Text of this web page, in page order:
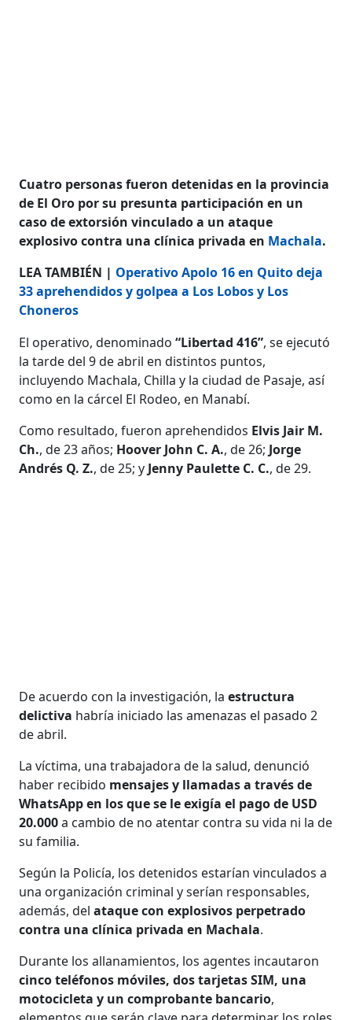
Cuatro personas fueron detenidas en la provincia
de El Oro por su presunta participación en un
caso de extorsión vinculado a un ataque
explosivo contra una clínica privada en Machala.
LEA TAMBIÉN | Operativo Apolo 16 en Quito deja
33 aprehendidos y golpea a Los Lobos y Los
Choneros
El operativo, denominado “Libertad 416”, se ejecutó
la tarde del 9 de abril en distintos puntos,
incluyendo Machala, Chilla y la ciudad de Pasaje, así
como en la cárcel El Rodeo, en Manabí.
Como resultado, fueron aprehendidos Elvis Jair M.
Ch., de 23 años; Hoover John C. A., de 26; Jorge
Andrés Q. Z., de 25; y Jenny Paulette C. C., de 29.
De acuerdo con la investigación, laestructura
delictiva habría iniciado las amenazas el pasado 2
de abril.
La víctima, una trabajadora de la salud, denunció
haber recibido mensajes y llamadas a través de
WhatsApp en los que se le exigía el pago de USD
20.000a cambio de no atentar contra su vida ni la de
su familia.
Según la Policía, los detenidos estarían vinculados a
una organización criminal y serían responsables,
además, delataque con explosivos perpetrado
contra una clínica privada en Machala.
Durante los allanamientos, los agentes incautaron
cinco teléfonos móviles, dos tarjetas SIM, una
motocicleta y un comprobante bancario,